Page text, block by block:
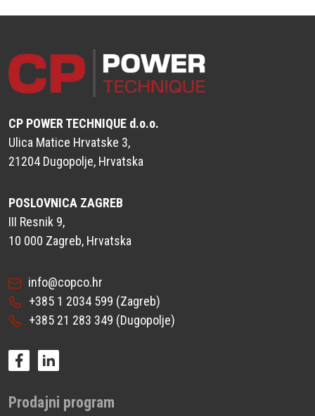
CP POWER TECHNIQUE d.o.o.
Ulica Matice Hrvatske 3,
21204 Dugopolje, Hrvatska
POSLOVNICA ZAGREB
III Resnik 9,
10 000 Zagreb, Hrvatska
info@copco.hr
+385 1 2034 599 (Zagreb)
+385 21 283 349 (Dugopolje)
Prodajni program